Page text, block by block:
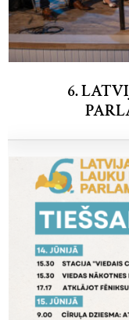
6.